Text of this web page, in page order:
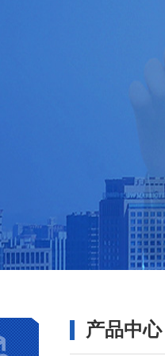
产品中心